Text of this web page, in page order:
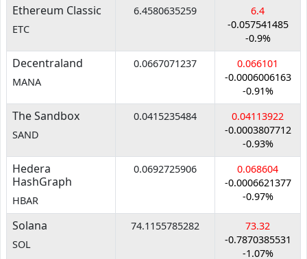
Ethereum Classic
ETC
6.4580635259
6.4
-0.057541485
-0.9%
Decentraland
MANA
0.0667071237
0.066101
-0.0006006163
-0.91%
The Sandbox
SAND
0.0415235484
0.04113922
-0.0003807712
-0.93%
Hedera
HashGraph
HBAR
0.0692725906
0.068604
-0.0006621377
-0.97%
Solana
SOL
74.1155785282
73.32
-0.7870385531
-1.07%